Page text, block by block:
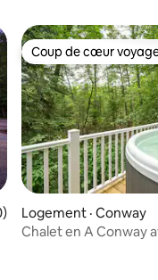
de 5 sur 5, 20
Coup de cœur
Coup de cœur
Logement · Conway
Chalet en A Conway